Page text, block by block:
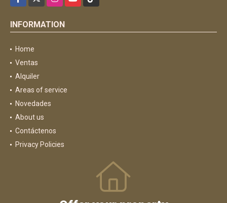
INFORMATION
Home
Ventas
Alquiler
Areas of service
Novedades
About us
Contáctenos
Privacy Policies